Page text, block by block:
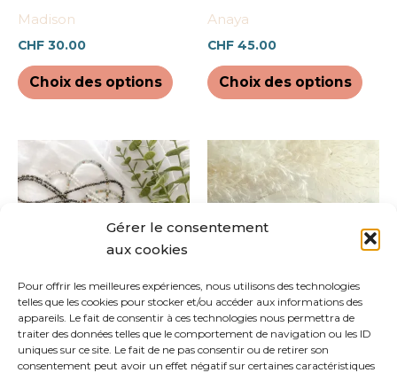
Gérer le consentement
aux cookies
Pour offrir les meilleures expériences, nous utilisons des technologies
telles que les cookies pour stocker et/ou accéder aux informations des
appareils. Le fait de consentir à ces technologies nous permettra de
traiter des données telles que le comportement de navigation ou les ID
uniques sur ce site. Le fait de ne pas consentir ou de retirer son
consentement peut avoir un effet négatif sur certaines caractéristiques
Madison
CHF 30.00
Choix des options
la
produit
Anaya
CHF 45.00
Choix des options
la
Arizona
CHF 38.00
Ce
produit
a
options
peuvent
choisies
Evelyn
CHF 35.00
être